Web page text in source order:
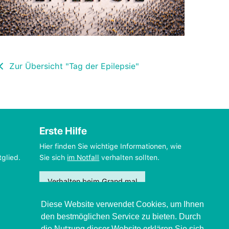
Zur Übersicht "Tag der Epilepsie"
Erste Hilfe
Hier finden Sie wichtige Informationen, wie
Sie sich im Notfall verhalten sollten.
Verhalten beim Grand mal
Diese Website verwendet Cookies, um Ihnen
den bestmöglichen Service zu bieten. Durch